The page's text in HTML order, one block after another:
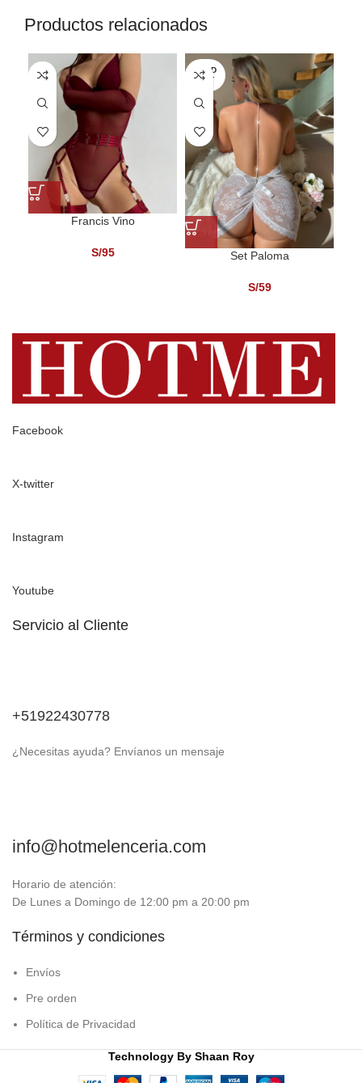
Productos relacionados
Francis Vino
S/95
SOLD
OUT
Set Paloma
S/59
Facebook
X-twitter
Instagram
Youtube
Servicio al Cliente
+51922430778
¿Necesitas ayuda? Envíanos un mensaje
info@hotmelenceria.com
Horario de atención:
De Lunes a Domingo de 12:00 pm a 20:00 pm
Términos y condiciones
Envíos
Pre orden
Política de Privacidad
Technology By Shaan Roy